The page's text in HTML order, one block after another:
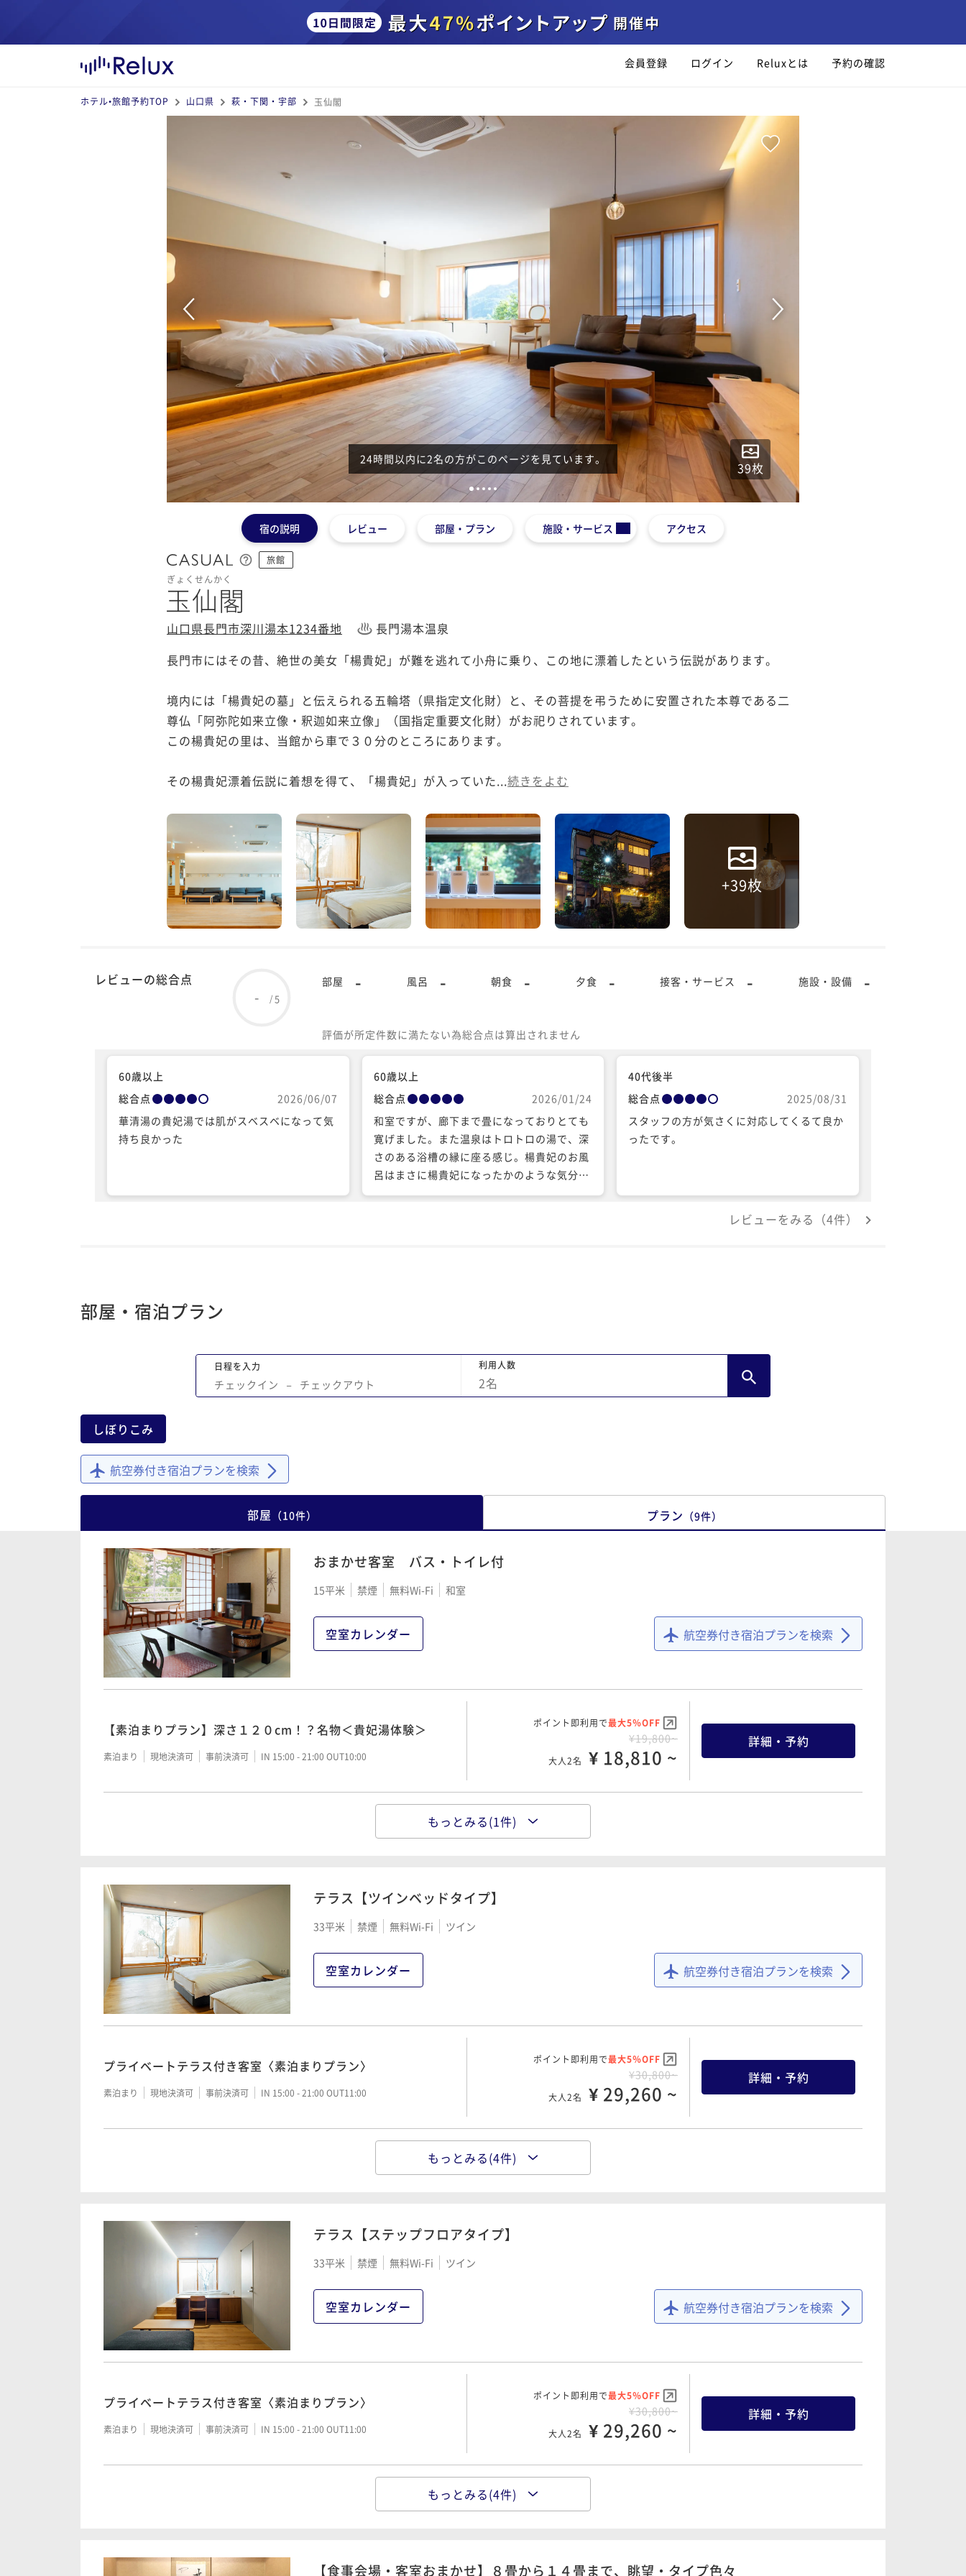
会員登録 ログイン Reluxとは 予約の確認
ホテル•旅館予約TOP 山口県 萩・下関・宇部 玉仙閣
24時間以内に2名の方がこのページを見ています。
39枚
1 2 3 4 5
宿の説明 レビュー 部屋・プラン 施設・サービス アクセス
旅館
ぎょくせんかく
玉仙閣
山口県長門市深川湯本1234番地
長門湯本温泉
長門市にはその昔、絶世の美女「楊貴妃」が難を逃れて小舟に乗り、この地に漂着したという伝説があります。
境内には「楊貴妃の墓」と伝えられる五輪塔（県指定文化財）と、その菩提を弔うために安置された本尊である二
尊仏「阿弥陀如来立像・釈迦如来立像」（国指定重要文化財）がお祀りされています。
この楊貴妃の里は、当館から車で３０分のところにあります。
その楊貴妃漂着伝説に着想を得て、「楊貴妃」が入っていた...続きをよむ
+39枚
レビューの総合点
- /5
部屋 - 風呂 - 朝食 - 夕食 - 接客・サービス - 施設・設備 -
評価が所定件数に満たない為総合点は算出されません
60歳以上
総合点
2026/06/07
華清湯の貴妃湯では肌がスベスベになって気
持ち良かった
60歳以上
総合点
2026/01/24
和室ですが、廊下まで畳になっておりとても
寛げました。また温泉はトロトロの湯で、深
さのある浴槽の縁に座る感じ。楊貴妃のお風
呂はまさに楊貴妃になったかのような気分が
味わえます。 ふぐのフルコースだったので、
40代後半
総合点
2025/08/31
スタッフの方が気さくに対応してくるて良か
ったです。
レビューをみる（4件）
部屋・宿泊プラン
日程を入力
チェックイン − チェックアウト
利用人数
2名
しぼりこみ
航空券付き宿泊プランを検索
部屋 （10件） プラン （9件）
おまかせ客室 バス・トイレ付
15平米 禁煙 無料Wi-Fi 和室
空室カレンダー 航空券付き宿泊プランを検索
【素泊まりプラン】深さ１２０cm！？名物＜貴妃湯体験＞
素泊まり 現地決済可 事前決済可 IN 15:00 - 21:00 OUT10:00
ポイント即利用で最大5％OFF
¥19,800~
大人2名 ¥ 18,810 ~
詳細・予約
【朝食付プラン】夕食はご自由に♪１８時までご予約可能です ポイント即利用で
もっとみる(1件)
テラス【ツインベッドタイプ】
33平米 禁煙 無料Wi-Fi ツイン
空室カレンダー 航空券付き宿泊プランを検索
プライベートテラス付き客室〈素泊まりプラン〉
素泊まり 現地決済可 事前決済可 IN 15:00 - 21:00 OUT11:00
ポイント即利用で最大5％OFF
¥30,800~
大人2名 ¥ 29,260 ~
詳細・予約
プライベートテラス付き客室〈ご朝食付きプラン〉 ポイント即利用で
プライベートテラス付き客室〈夕・朝 二食付きプラン〉
現地決済可 事前決済可 ¥ 43,890 ~
【カップル◎シニア◎】掘りごたつ式の個室食事処「仙楽」で
二食付き 現地決済可 事前決済可 IN 15:00 - 19:00 OUT10:00 ¥ 45,980 ~
【冬の美食旅】とらふぐ×厳選国産牛×楊貴妃 伝説の湯で贅沢
大人2名 ¥ 60,610 ~
もっとみる(4件)
テラス【ステップフロアタイプ】
33平米 禁煙 無料Wi-Fi ツイン
空室カレンダー 航空券付き宿泊プランを検索
プライベートテラス付き客室〈素泊まりプラン〉
素泊まり 現地決済可 事前決済可 IN 15:00 - 21:00 OUT11:00
ポイント即利用で最大5％OFF
¥30,800~
大人2名 ¥ 29,260 ~
詳細・予約
プライベートテラス付き客室〈ご朝食付きプラン〉 ポイント即利用で
もっとみる(4件)
【食事会場・客室おまかせ】８畳から１４畳まで、眺望・タイプ色々